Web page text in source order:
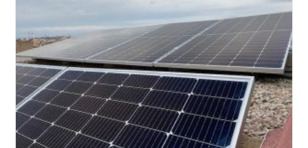
Sostenibilidad
Como
Ventaja
Competitiva